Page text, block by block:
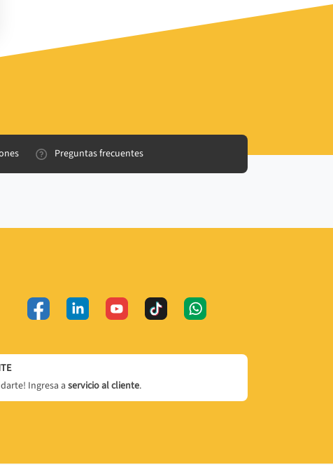
Preguntas frecuentes
Ingresa aservicio al cliente.